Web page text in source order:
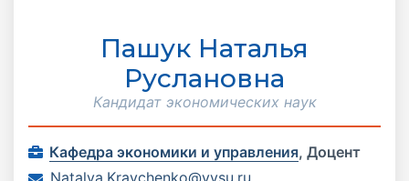
Пашук Наталья
Руслановна
Кандидат экономических наук
Кафедра экономики и управления, Доцент
Natalya.Kravchenko@vvsu.ru